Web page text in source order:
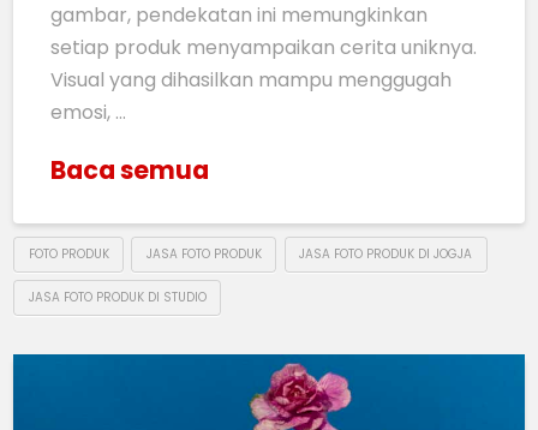
gambar, pendekatan ini memungkinkan
setiap produk menyampaikan cerita uniknya.
Visual yang dihasilkan mampu menggugah
emosi, …
Baca semua
FOTO PRODUK JASA FOTO PRODUK JASA FOTO PRODUK DI JOGJA
JASA FOTO PRODUK DI STUDIO